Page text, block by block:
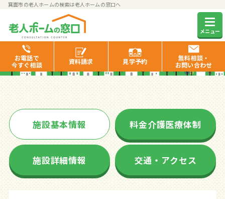
箕面市の老人ホームの検索は老人ホームの窓口へ
メニュー
お電話で
今すぐ相談
資料請求 見学予約
無料相談・
お問い合わせ
リラフィール彩都
施設基本情報 料金介護医療体制
施設詳細情報 交通・アクセス